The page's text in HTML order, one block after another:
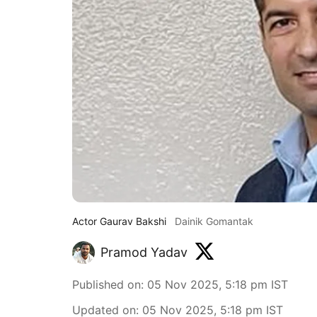
Actor Gaurav Bakshi Dainik Gomantak
Pramod Yadav
Published on: 05 Nov 2025, 5:18 pm IST
Updated on: 05 Nov 2025, 5:18 pm IST